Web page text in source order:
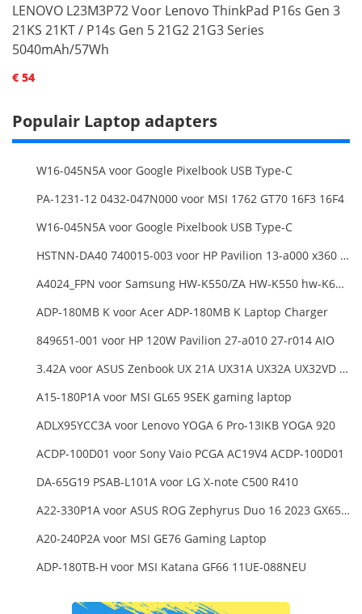
LENOVO L23M3P72 Voor Lenovo ThinkPad P16s Gen 3
21KS 21KT / P14s Gen 5 21G2 21G3 Series
5040mAh/57Wh
€ 54
Populair Laptop adapters
W16-045N5A voor Google Pixelbook USB Type-C
PA-1231-12 0432-047N000 voor MSI 1762 GT70 16F3 16F4
W16-045N5A voor Google Pixelbook USB Type-C
HSTNN-DA40 740015-003 voor HP Pavilion 13-a000 x360 11-h000 x2 Series 19.5v 45w 2.31a Blue Charger+Cord
A4024_FPN voor Samsung HW-K550/ZA HW-K550 hw-K650 Soundbar
ADP-180MB K voor Acer ADP-180MB K Laptop Charger
849651-001 voor HP 120W Pavilion 27-a010 27-r014 AIO
3.42A voor ASUS Zenbook UX 21A UX31A UX32A UX32VD Series Ultrabook Models
A15-180P1A voor MSI GL65 9SEK gaming laptop
ADLX95YCC3A voor Lenovo YOGA 6 Pro-13IKB YOGA 920
ACDP-100D01 voor Sony Vaio PCGA AC19V4 ACDP-100D01
DA-65G19 PSAB-L101A voor LG X-note C500 R410
A22-330P1A voor ASUS ROG Zephyrus Duo 16 2023 GX650PY
A20-240P2A voor MSI GE76 Gaming Laptop
ADP-180TB-H voor MSI Katana GF66 11UE-088NEU